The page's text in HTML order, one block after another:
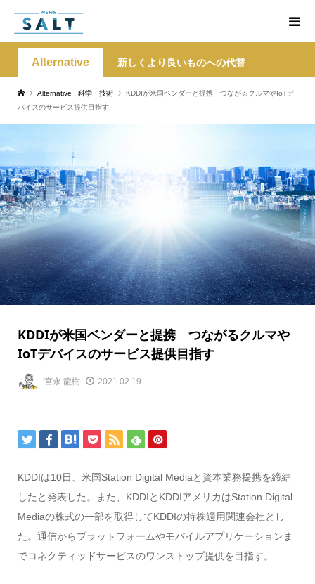
Alternative 新しくより良いものへの代替
Alternative 科学・技術
KDDIが米国ベンダーと提携 つながるクルマやIoTデ
バイスのサービス提供目指す
KDDIが米国ベンダーと提携 つながるクルマや
IoTデバイスのサービス提供目指す
宮永 龍樹 2021.02.19
KDDIは10日、米国Station Digital Mediaと資本業務提携を締結
したと発表した。また、KDDIとKDDIアメリカはStation Digital
Mediaの株式の一部を取得してKDDIの持株適用関連会社とし
た。通信からプラットフォームやモバイルアプリケーションま
でコネクティッドサービスのワンストップ提供を目指す。